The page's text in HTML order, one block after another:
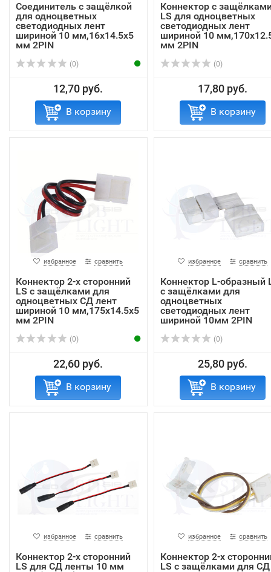
Соединитель с защёлкой
для одноцветных
светодиодных лент
шириной 10 мм,16х14.5х5
мм 2PIN
(0)
12,70 руб.
В корзину
Коннектор с
LS для одноцветных
светодиодных лент
шириной 10
мм 2PIN
(0)
17,80 руб.
В корзину
избранное сравнить
Коннектор 2-х сторонний
LS с защёлками для
одноцветных СД лент
шириной 10 мм,175х14.5х5
мм 2PIN
(0)
22,60 руб.
В корзину
избранное сравнить
Коннектор L-образный
с защёлками для
одноцветных
светодиодных лент
шириной 10мм 2PIN
(0)
25,80 руб.
В корзину
избранное сравнить
Коннектор 2-х сторонний
LS для СД ленты 10 мм
избранное сравнить
Коннектор 2-х
LS с защёлками для СД